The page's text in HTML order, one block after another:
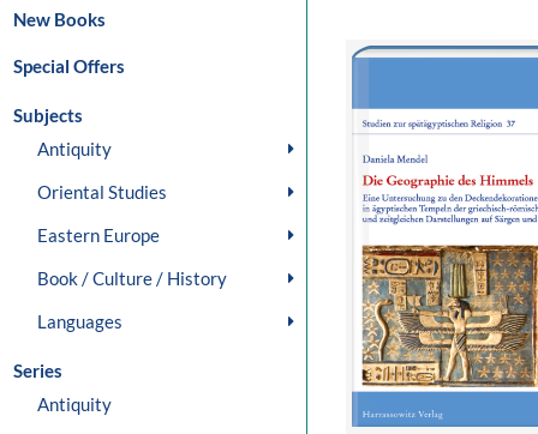
New Books
Special Offers
Subjects
Antiquity
Oriental Studies
Eastern Europe
Book / Culture / History
Languages
Series
Antiquity